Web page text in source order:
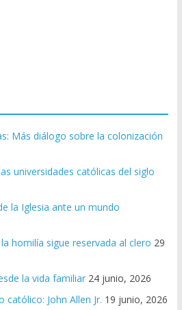
Más diálogo sobre la colonización
universidades católicas del siglo
la Iglesia ante un mundo
homilía sigue reservada al clero 29
la vida familiar 24 junio, 2026
John Allen Jr. 19 junio, 2026